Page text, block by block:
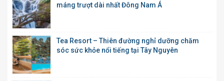
máng trượt dài nhất Đông Nam Á
Tea Resort – Thiên đường nghỉ dưỡng chăm
sóc sức khỏe nổi tiếng tại Tây Nguyên